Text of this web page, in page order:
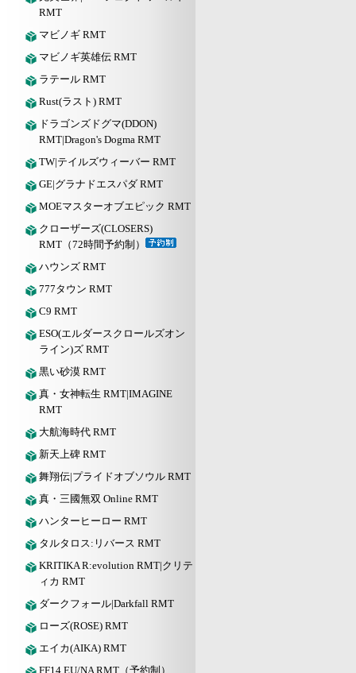
RMT
マビノギ RMT
マビノギ英雄伝 RMT
ラテール RMT
Rust(ラスト) RMT
ドラゴンズドグマ(DDON)
RMT|Dragon's Dogma RMT
TW|テイルズウィーバー RMT
GE|グラナドエスパダ RMT
MOEマスターオブエピック RMT
クローザーズ(CLOSERS)
RMT（72時間予約制）
ハウンズ RMT
777タウン RMT
C9 RMT
ESO(エルダースクロールズオン
ライン)ズ RMT
黒い砂漠 RMT
真・女神転生 RMT|IMAGINE
RMT
大航海時代 RMT
新天上碑 RMT
舞翔伝|プライドオブソウル RMT
真・三國無双 Online RMT
ハンターヒーロー RMT
タルタロス:リバース RMT
KRITIKA R:evolution RMT|クリテ
ィカ RMT
ダークフォール|Darkfall RMT
ローズ(ROSE) RMT
エイカ(AIKA) RMT
FF14 EU/NA RMT（予約制）